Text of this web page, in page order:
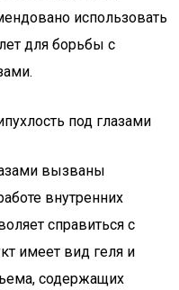
использовать
для борьбы с
под глазами
вызваны
внутренних
справиться с
имеет вид геля и
содержащих